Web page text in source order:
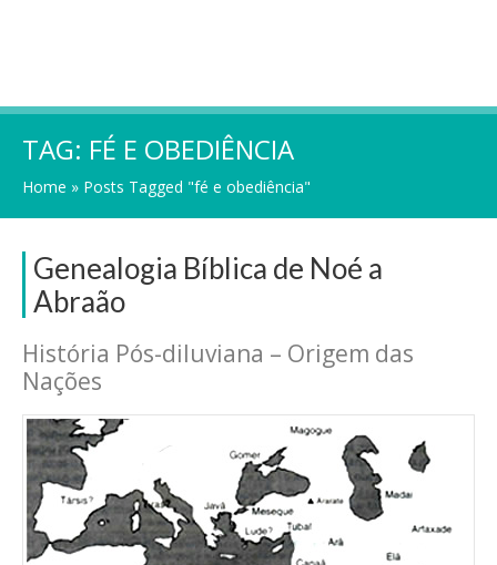
TAG: FÉ E OBEDIÊNCIA
Home » Posts Tagged "fé e obediência"
Genealogia Bíblica de Noé a
Abraão
História Pós-diluviana – Origem das
Nações